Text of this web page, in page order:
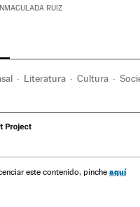
INMACULADA RUIZ
Literatura Cultura
este contenido, pinche aquí